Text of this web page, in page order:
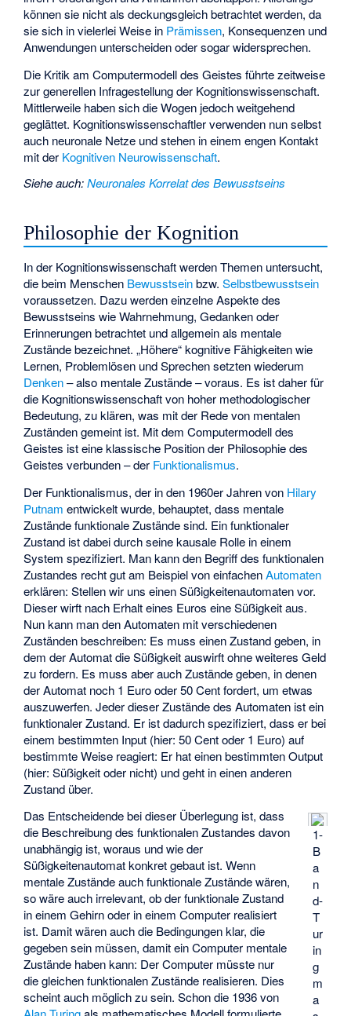
können sie nicht als deckungsgleich betrachtet werden, da
sie sich in vielerlei Weise in Prämissen, Konsequenzen und
Anwendungen unterscheiden oder sogar widersprechen.
Die Kritik am Computermodell des Geistes führte zeitweise
zur generellen Infragestellung der Kognitionswissenschaft.
Mittlerweile haben sich die Wogen jedoch weitgehend
geglättet. Kognitionswissenschaftler verwenden nun selbst
auch neuronale Netze und stehen in einem engen Kontakt
mit der Kognitiven Neurowissenschaft.
Siehe auch:Neuronales Korrelat des Bewusstseins
Philosophie der Kognition
In der Kognitionswissenschaft werden Themen untersucht,
die beim Menschen Bewusstseinbzw.Selbstbewusstsein
voraussetzen. Dazu werden einzelne Aspekte des
Bewusstseins wie Wahrnehmung, Gedanken oder
Erinnerungen betrachtet und allgemein als mentale
Zustände bezeichnet. „Höhere“ kognitive Fähigkeiten wie
Lernen, Problemlösen und Sprechen setzten wiederum
Denken– also mentale Zustände – voraus. Es ist daher für
die Kognitionswissenschaft von hoher methodologischer
Bedeutung, zu klären, was mit der Rede von mentalen
Zuständen gemeint ist. Mit dem Computermodell des
Geistes ist eine klassische Position der Philosophie des
Geistes verbunden – der Funktionalismus.
Der Funktionalismus, der in den 1960er Jahren von Hilary
Putnam entwickelt wurde, behauptet, dass mentale
Zustände funktionale Zustände sind. Ein funktionaler
Zustand ist dabei durch seine kausale Rolle in einem
System spezifiziert. Man kann den Begriff des funktionalen
Zustandes recht gut am Beispiel von einfachenAutomaten
erklären: Stellen wir uns einen Süßigkeitenautomaten vor.
Dieser wirft nach Erhalt eines Euros eine Süßigkeit aus.
Nun kann man den Automaten mit verschiedenen
Zuständen beschreiben: Es muss einen Zustand geben, in
dem der Automat die Süßigkeit auswirft ohne weiteres Geld
zu fordern. Es muss aber auch Zustände geben, in denen
der Automat noch 1 Euro oder 50 Cent fordert, um etwas
auszuwerfen. Jeder dieser Zustände des Automaten ist ein
funktionaler Zustand. Er ist dadurch spezifiziert, dass er bei
einem bestimmten Input (hier: 50 Cent oder 1 Euro) auf
bestimmte Weise reagiert: Er hat einen bestimmten Output
(hier: Süßigkeit oder nicht) und geht in einen anderen
Zustand über.
1-
B
a
n
d-
T
ur
in
g
m
a
Das Entscheidende bei dieser Überlegung ist, dass
die Beschreibung des funktionalen Zustandes davon
unabhängig ist, woraus und wie der
Süßigkeitenautomat konkret gebaut ist. Wenn
mentale Zustände auch funktionale Zustände wären,
so wäre auch irrelevant, ob der funktionale Zustand
in einem Gehirn oder in einem Computer realisiert
ist. Damit wären auch die Bedingungen klar, die
gegeben sein müssen, damit ein Computer mentale
Zustände haben kann: Der Computer müsste nur
die gleichen funktionalen Zustände realisieren. Dies
scheint auch möglich zu sein. Schon die 1936 von